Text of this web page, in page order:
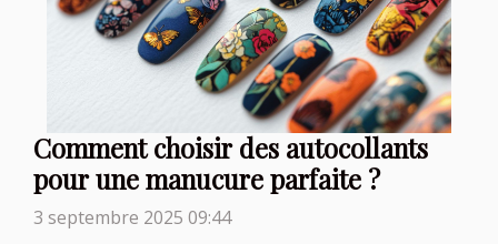
Comment choisir des autocollants
pour une manucure parfaite ?
3 septembre 2025 09:44